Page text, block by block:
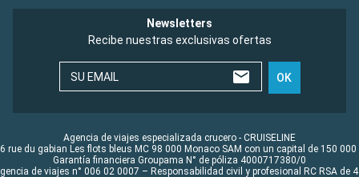
Newsletters
Recibe nuestras exclusivas ofertas
SU EMAIL OK
Agencia de viajes especializada crucero - CRUISELINE
rue du gabian Les flots bleus MC 98 000 Monaco SAM con un capital de 150 000
Garantía financiera Groupama N° de póliza 4000717380/0
de viajes n° 006 02 0007 – Responsabilidad civil y profesional RC RSA de